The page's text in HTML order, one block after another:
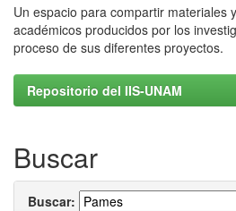
Un espacio para compartir materiales
académicos producidos por los
proceso de sus diferentes proyectos.
Repositorio del IIS-UNAM
Buscar
Buscar: